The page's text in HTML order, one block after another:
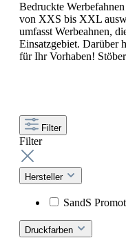
Bedruckte
von XXS bis XXL
umfasst Werbeahnen,
Einsatzgebiet. Darüber
für Ihr Vorhaben!
Filter
Filter
Hersteller
SandS
Druckfarben